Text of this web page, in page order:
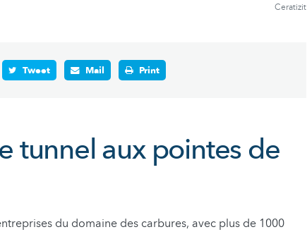
Ceratizit
Tweet Mail Print
tunnel aux pointes de
du domaine des carbures, avec plus de 1000